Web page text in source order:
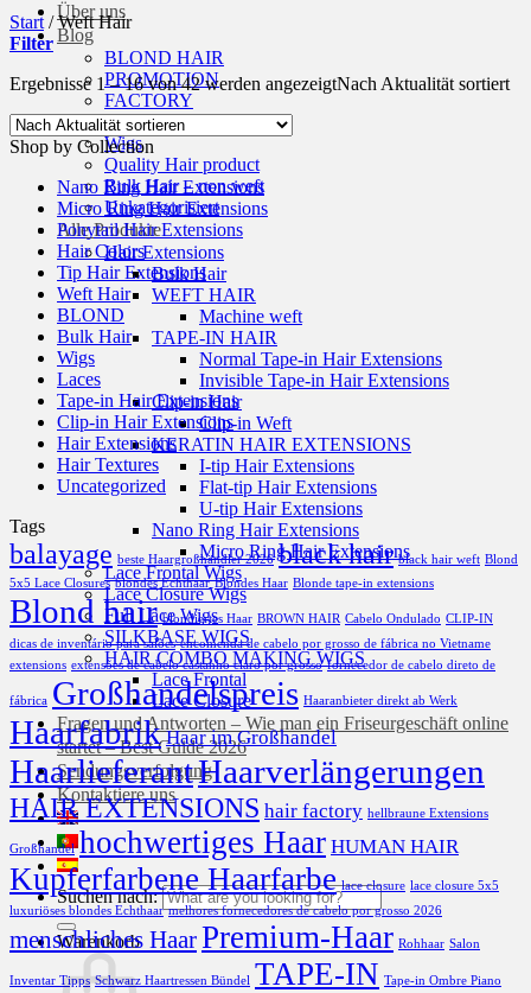
Über uns
Blog
BLOND HAIR
PROMOTION
FACTORY
Hair deals
Wigs
Quality Hair product
Bulk Hair – non weft
Unkategorisiert
Alle Produkte
Hair Extensions
Bulk Hair
WEFT HAIR
Machine weft
TAPE-IN HAIR
Normal Tape-in Hair Extensions
Invisible Tape-in Hair Extensions
Clip-in Hair
Clip-in Weft
KERATIN HAIR EXTENSIONS
I-tip Hair Extensions
Flat-tip Hair Extensions
U-tip Hair Extensions
Nano Ring Hair Extensions
Micro Ring Hair Extensions
Lace Frontal Wigs
Lace Closure Wigs
Full Lace Wigs
SILKBASE WIGS
HAIR COMBO MAKING WIGS
Lace Frontal
Lace Closure
Fragen und Antworten – Wie man ein Friseurgeschäft online
startet – Best Guide 2026
Sendungsverfolgung
Kontaktiere uns
Suchen nach:
Warenkorb
Start /Weft Hair
Filter
Ergebnisse 1 – 16 von 42 werden angezeigtNach Aktualität sortiert
Shop by Collection
Nano Ring Hair Extensions
Micro Ring Hair Extensions
Ponytail Hair Extensions
Hair Colors
Tip Hair Extensions
Weft Hair
BLOND
Bulk Hair
Wigs
Laces
Tape-in Hair Extensions
Clip-in Hair Extensions
Hair Extensions
Hair Textures
Uncategorized
Tags
balayage beste Haargroßhändler 2026 black hair black hair weft Blond
5x5 Lace Closures blondes Echthaar Blondes Haar Blonde tape-in extensions
Blond hair blondiertes Haar BROWN HAIR Cabelo Ondulado CLIP-IN
dicas de inventário para salões encomenda de cabelo por grosso de fábrica no Vietname
extensions extensões de cabelo castanho claro por grosso fornecedor de cabelo direto de
fábrica Großhandelspreis Haaranbieter direkt ab Werk
Haarfabrik Haar im Großhandel
HaarlieferantHaarverlängerungen
HAIR EXTENSIONS hair factory hellbraune Extensions
Großhandel hochwertiges Haar HUMAN HAIR
Kupferfarbene Haarfarbe lace closure lace closure 5x5
luxuriöses blondes Echthaar melhores fornecedores de cabelo por grosso 2026
menschliches HaarPremium-Haar Rohhaar Salon
Inventar Tipps Schwarz Haartressen Bündel TAPE-IN Tape-in Ombre Piano